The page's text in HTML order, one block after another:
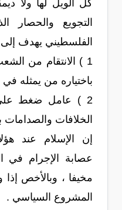
كل الويل لها ولا
التجويع
الفلسطيني يهدف
1 ) الانتقام من
باختياره من يمثله
2 ) عامل ضغط
الخلافات
إن الإسلام عند
عصابة الإجرام في
مخيفا ، وبالأخص
المشروع السياسي .